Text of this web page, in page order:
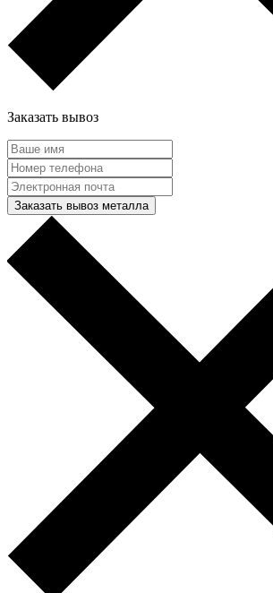
Заказать вывоз
Заказать вывоз металла